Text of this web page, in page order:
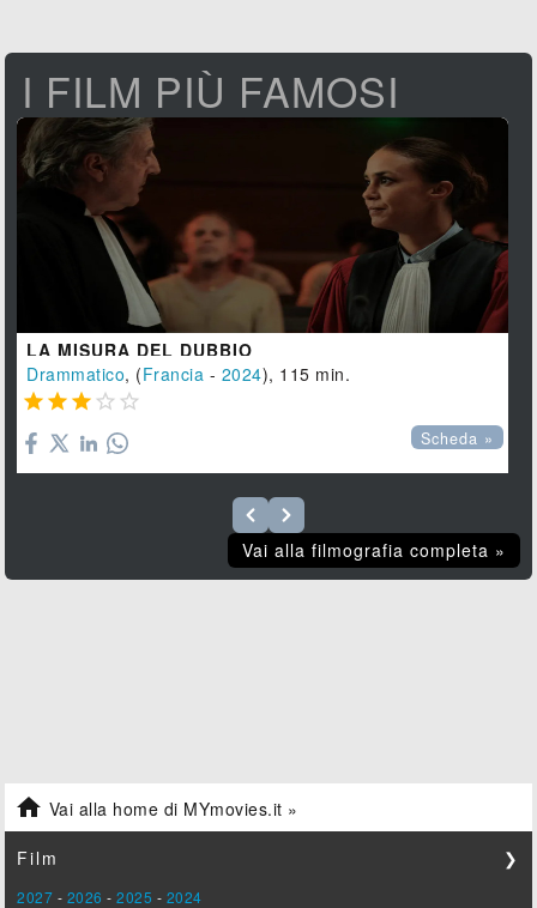
I FILM PIÙ FAMOSI
LA MISURA DEL DUBBIO
Drammatico, (Francia - 2024), 115 min.
    
Scheda »
Vai alla filmografia completa »
 Vai alla home di MYmovies.it »
Film ❯
2027 - 2026 -2025 - 2024